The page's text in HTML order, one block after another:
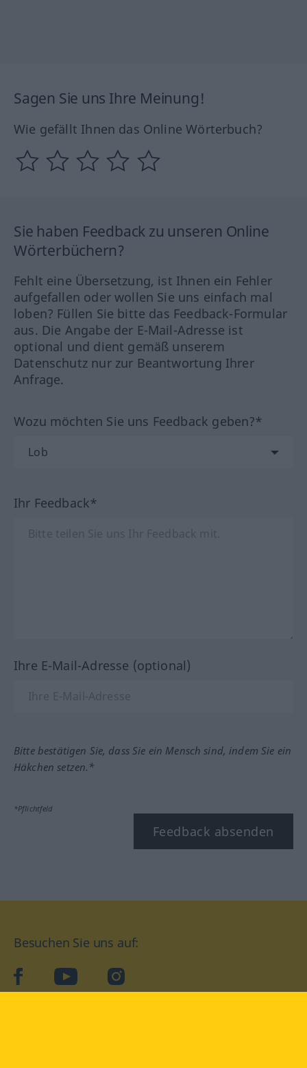
Sagen Sie uns Ihre Meinung!
Wie gefällt Ihnen das Online Wörterbuch?
Sie haben Feedback zu unseren Online
Wörterbüchern?
Fehlt eine Übersetzung, ist Ihnen ein Fehler
aufgefallen oder wollen Sie uns einfach mal
loben? Füllen Sie bitte das Feedback-Formular
aus. Die Angabe der E-Mail-Adresse ist
optional und dient gemäß unserem
Datenschutz nur zur Beantwortung Ihrer
Anfrage.
Wozu möchten Sie uns Feedback geben?*
Ihr Feedback*
Ihre E-Mail-Adresse (optional)
Bitte bestätigen Sie, dass Sie ein Mensch sind, indem Sie ein
Häkchen setzen.*
*Pflichtfeld
Feedback absenden
Besuchen Sie uns auf:
facebookYouTube Instagram